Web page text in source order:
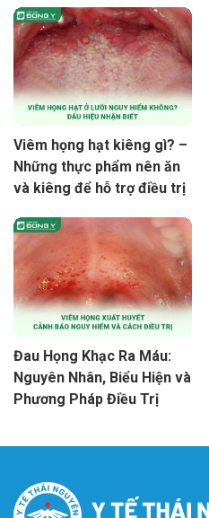
Viêm họng hạt kiêng gì? –
Những thực phẩm nên ăn
và kiêng để hỗ trợ điều trị
Đau Họng Khạc Ra Máu:
Nguyên Nhân, Biểu Hiện và
Phương Pháp Điều Trị